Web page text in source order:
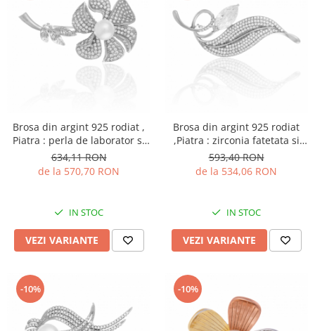
Brosa din argint 925 rodiat ,
Piatra : perla de laborator si
cubic zirconia , Culoare: alb si
transparent ,
634,11 RON
de la 570,70 RON
IN STOC
VEZI VARIANTE
Brosa din argint 925 rodiat
,Piatra : zirconia fatetata si
cubic zirconia ,
593,40 RON
de la 534,06 RON
IN STOC
VEZI VARIANTE
-10% -10%